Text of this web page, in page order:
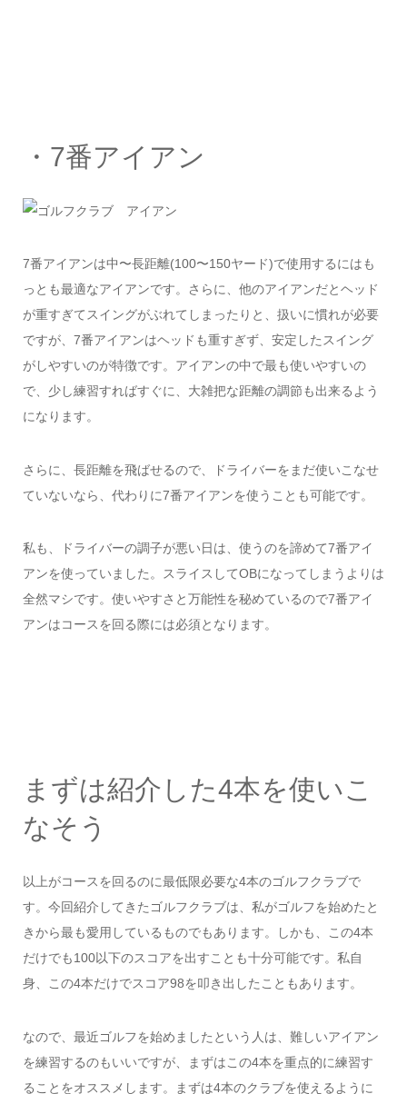
・7番アイアン
7番アイアンは中〜長距離(100〜150ヤード)で使用するにはも
っとも最適なアイアンです。さらに、他のアイアンだとヘッド
が重すぎてスイングがぶれてしまったりと、扱いに慣れが必要
ですが、7番アイアンはヘッドも重すぎず、安定したスイング
がしやすいのが特徴です。アイアンの中で最も使いやすいの
で、少し練習すればすぐに、大雑把な距離の調節も出来るよう
になります。
さらに、長距離を飛ばせるので、ドライバーをまだ使いこなせ
ていないなら、代わりに7番アイアンを使うことも可能です。
私も、ドライバーの調子が悪い日は、使うのを諦めて7番アイ
アンを使っていました。スライスしてOBになってしまうよりは
全然マシです。使いやすさと万能性を秘めているので7番アイ
アンはコースを回る際には必須となります。
まずは紹介した4本を使いこ
なそう
以上がコースを回るのに最低限必要な4本のゴルフクラブで
す。今回紹介してきたゴルフクラブは、私がゴルフを始めたと
きから最も愛用しているものでもあります。しかも、この4本
だけでも100以下のスコアを出すことも十分可能です。私自
身、この4本だけでスコア98を叩き出したこともあります。
なので、最近ゴルフを始めましたという人は、難しいアイアン
を練習するのもいいですが、まずはこの4本を重点的に練習す
ることをオススメします。まずは4本のクラブを使えるように